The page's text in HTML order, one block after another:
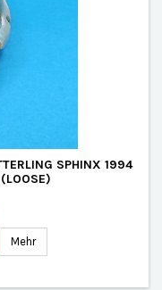
SPHINX 1994
Mehr